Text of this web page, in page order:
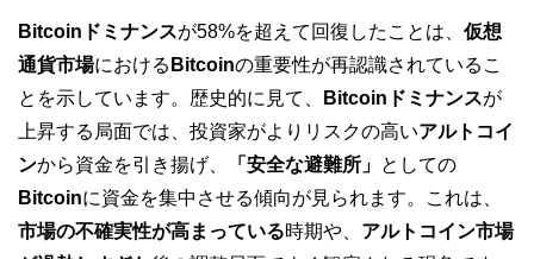
Bitcoinドミナンスが58%を超えて回復したことは、 仮想
通貨市場における Bitcoinの重要性が再認識されているこ
とを示しています。歴史的に見て、
Bitcoinドミナンスが
上昇する局面では、投資家がよりリスクの高いアルトコイ
ンから資金を引き揚げ、 「安全な避難所」
としての
Bitcoinに資金を集中させる傾向が見られます。これは、
市場の不確実性が高まっている時期や、 アルトコイン市場